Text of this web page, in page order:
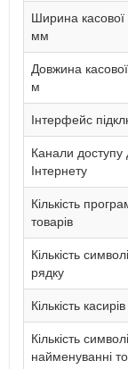
Ширина касової
мм
Довжина касової
м
Інтерфейс
Канали доступу
Інтернету
Кількість
товарів
Кількість
рядку
Кількість касирів
Кількість
найменуванні